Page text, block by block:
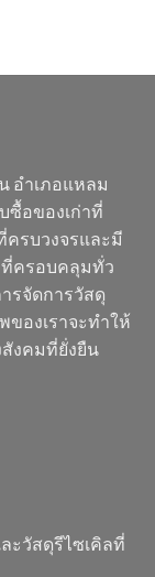
อำเภอแหลม
ซื้อของเก่าที่
ครบวงจรและมี
ที่ครอบคลุมทั่ว
รจัดการวัสดุ
องเราจะทำให้
งคมที่ยั่งยืน
ะวัสดุรีไซเคิลที่